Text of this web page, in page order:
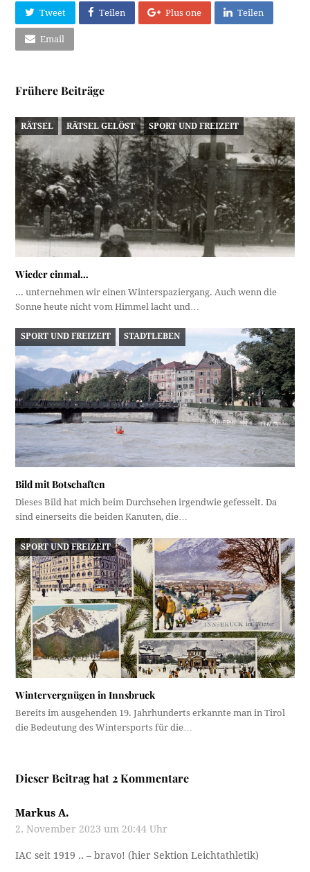
Tweet Teilen Plus one Teilen
Email
Frühere Beiträge
RÄTSEL RÄTSEL GELÖST SPORT UND FREIZEIT
Wieder einmal…
... unternehmen wir einen Winterspaziergang. Auch wenn die
Sonne heute nicht vom Himmel lacht und…
SPORT UND FREIZEIT STADTLEBEN
Bild mit Botschaften
Dieses Bild hat mich beim Durchsehen irgendwie gefesselt. Da
sind einerseits die beiden Kanuten, die…
SPORT UND FREIZEIT
Wintervergnügen in Innsbruck
Bereits im ausgehenden 19. Jahrhunderts erkannte man in Tirol
die Bedeutung des Wintersports für die…
Dieser Beitrag hat 2 Kommentare
Markus A.
2. November 2023 um 20:44 Uhr
IAC seit 1919 .. – bravo! (hier Sektion Leichtathletik)